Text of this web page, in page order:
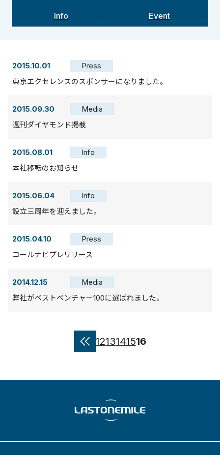
Info Event
2015.10.01
Press
東京エクセレンスのスポンサーになりました。
2015.09.30
Media
週刊ダイヤモンド掲載
2015.08.01
Info
本社移転のお知らせ
2015.06.04
Info
設立三周年を迎えました。
2015.04.10
Press
コールナビプレリリース
2014.12.15
Media
弊社がベストベンチャー100に選ばれました。
« 1213141516